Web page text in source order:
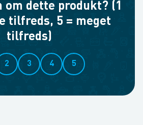
dette produkt? (1
tilfreds, 5 = meget
tilfreds)
2 3 4 5